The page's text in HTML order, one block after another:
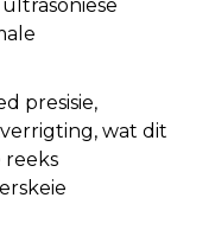
presisie,
wat dit
reeks